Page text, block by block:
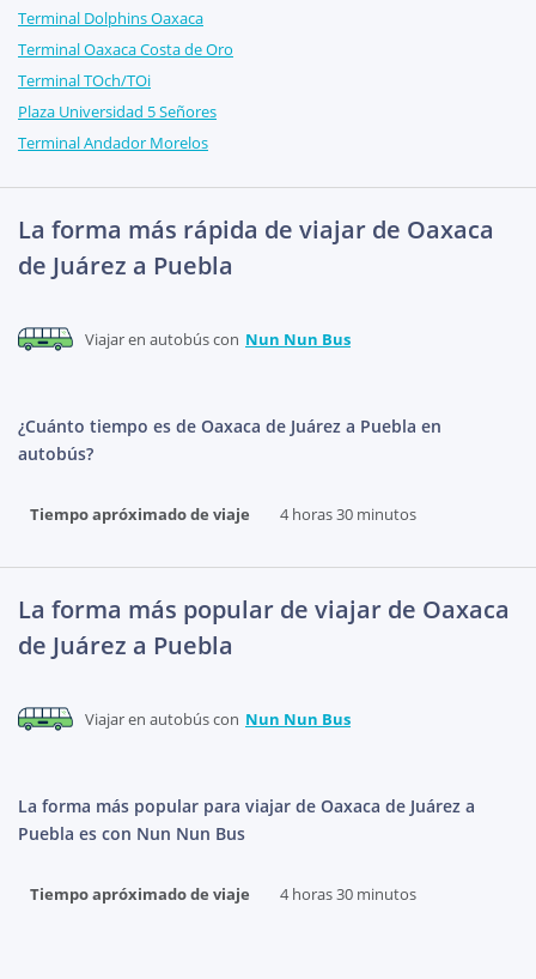
Terminal Dolphins Oaxaca
Terminal Oaxaca Costa de Oro
Terminal TOch/TOi
Plaza Universidad 5 Señores
Terminal Andador Morelos
La forma más rápida de viajar de Oaxaca
de Juárez a Puebla
Viajar en autobús con Nun Nun Bus
¿Cuánto tiempo es de Oaxaca de Juárez a Puebla en
autobús?
Tiempo apróximado de viaje 4 horas 30 minutos
La forma más popular de viajar de Oaxaca
de Juárez a Puebla
Viajar en autobús con Nun Nun Bus
La forma más popular para viajar de Oaxaca de Juárez a
Puebla es con Nun Nun Bus
Tiempo apróximado de viaje 4 horas 30 minutos